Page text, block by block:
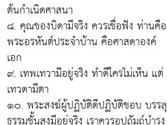
ต้นกำเนิดศาสนา
๘. คุณของบิดามีจริง ควรเชื่อฟัง ท่านคือ
พระอรหันต์ประจำบ้าน คือศาสดาองค์
เอก
๙. เทพเทวามีอยู่จริง ทำดีใครไม่เห็น แต่
เทวดามีตา
๑๐. พระสงฆ์ผู้ปฏิบัติดีปฏิบัติชอบ บรรลุ
ธรรมชั้นสูงมีอยู่จริง เราควรอุปถัมถ์บำรุง